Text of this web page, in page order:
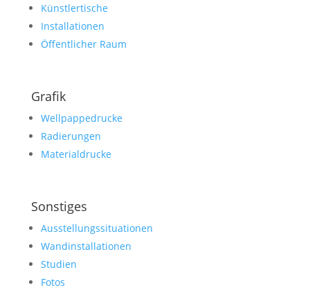
Künstlertische
Installationen
Öffentlicher Raum
Grafik
Wellpappedrucke
Radierungen
Materialdrucke
Sonstiges
Ausstellungssituationen
Wandinstallationen
Studien
Fotos